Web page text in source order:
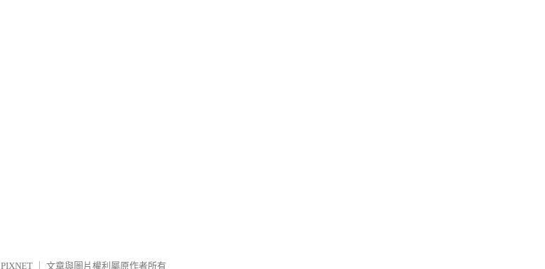
PIXNET 文章與圖片權利屬原作者所有